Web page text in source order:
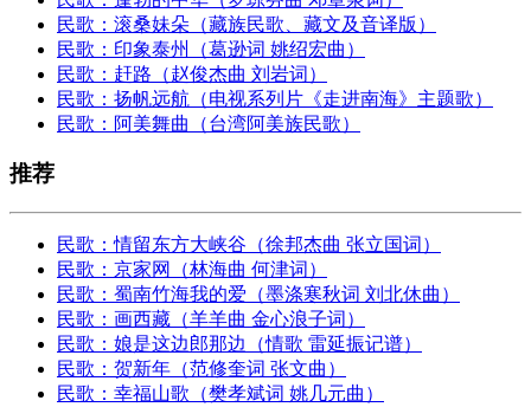
民歌：滚桑妹朵（藏族民歌、藏文及音译版）
民歌：印象泰州（葛逊词 姚绍宏曲）
民歌：赶路（赵俊杰曲 刘岩词）
民歌：扬帆远航（电视系列片《走进南海》主题歌）
民歌：阿美舞曲（台湾阿美族民歌）
推荐
民歌：情留东方大峡谷（徐邦杰曲 张立国词）
民歌：京家网（林海曲 何津词）
民歌：蜀南竹海我的爱（墨涤寒秋词 刘北休曲）
民歌：画西藏（羊羊曲 金心浪子词）
民歌：娘是这边郎那边（情歌 雷延振记谱）
民歌：贺新年（范修奎词 张文曲）
民歌：幸福山歌（樊孝斌词 姚几元曲）